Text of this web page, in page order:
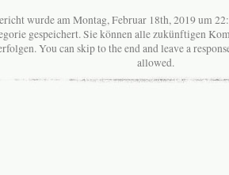
wurde am Montag, Februar 18th, 2019 um
gespeichert. Sie können alle zukünftigen
You can skip to the end and leave a
allowed.